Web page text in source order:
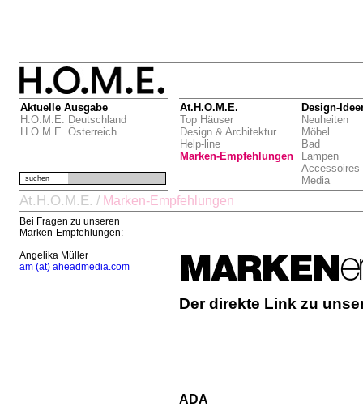
Aktuelle Ausgabe
H.O.M.E. Deutschland
H.O.M.E. Österreich
At.H.O.M.E.
Top Häuser
Design & Architektur
Help-line
Marken-Empfehlungen
Design-
Neuheiten
Möbel
Bad
Lampen
Accessoires
Media
suchen
At.H.O.M.E. / Marken-Empfehlungen
Bei Fragen zu unseren
Marken-Empfehlungen:
Angelika Müller
am (at) aheadmedia.com
Der direkte Link zu
ADA